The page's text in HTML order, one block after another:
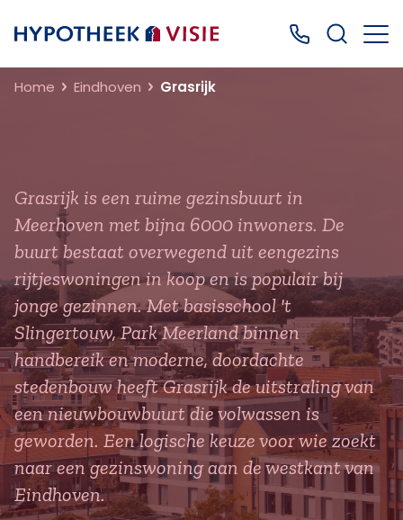
Terug naar home Bel ons: 0499
Home Eindhoven Grasrijk
Grasrijk is een ruime gezinsbuurt in
Meerhoven met bijna 6000 inwoners. De
buurt bestaat overwegend uit eengezins
rijtjeswoningen in koop en is populair bij
jonge gezinnen. Met basisschool 't
Slingertouw, Park Meerland binnen
handbereik en moderne, doordachte
stedenbouw heeft Grasrijk de uitstraling van
een nieuwbouwbuurt die volwassen is
geworden. Een logische keuze voor wie zoekt
naar een gezinswoning aan de westkant van
Eindhoven.